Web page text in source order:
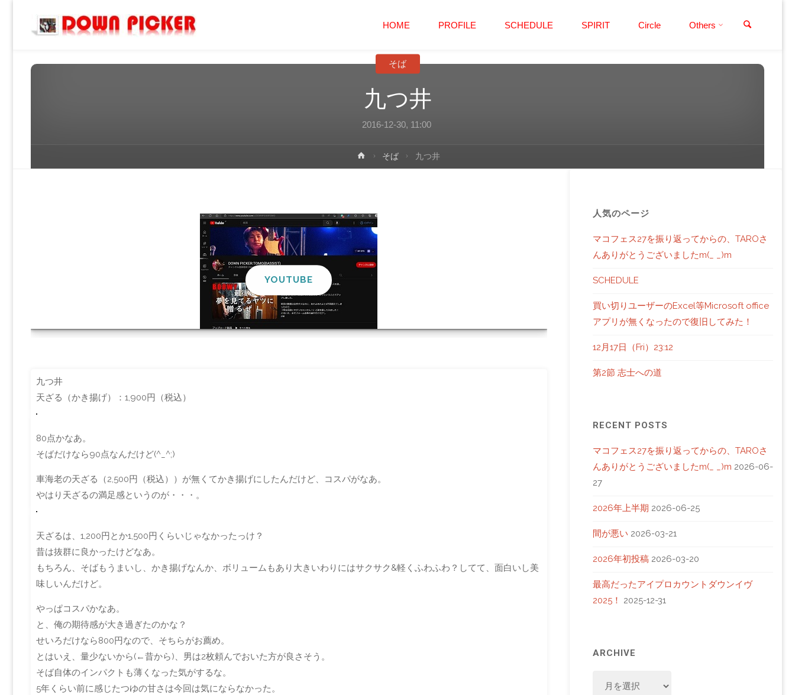
テ
ン
へ
HOME PROFILE SCHEDULE SPIRIT Circle Others
九つ井
2016-12-30, 11:00
そば
ホ
ー
そば 九つ井
YOUTUBE
九つ井
天ざる（かき揚げ）：1,900円（税込）
80点かなあ。
そばだけなら90点なんだけど(^_^;)
車海老の天ざる（2,500円（税込））が無くてかき揚げにしたんだけど、コスパがなあ。
やはり天ざるの満足感というのが・・・。
天ざるは、1,200円とか1,500円くらいじゃなかったっけ？
昔は抜群に良かったけどなあ。
もちろん、そばもうまいし、かき揚げなんか、ボリュームもあり大きいわりにはサクサク&軽くふわふわ？してて、面白いし美
味しいんだけど。
やっぱコスパかなあ。
と、俺の期待感が大き過ぎたのかな？
せいろだけなら800円なので、そちらがお薦め。
とはいえ、量少ないから(←昔から)、男は2枚頼んでおいた方が良さそう。
そば自体のインパクトも薄くなった気がするな。
5年くらい前に感じたつゆの甘さは今回は気にならなかった。
人気のページ
マコフェス27を振り返ってからの、TAROさ
んありがとうございましたm(_ _)m
SCHEDULE
買い切りユーザーのExcel等Microsoft office
アプリが無くなったので復旧してみた！
12月17日（Fri）23:12
第2節 志士への道
RECENT POSTS
マコフェス27を振り返ってからの、TAROさ
んありがとうございましたm(_ _)m 2026-06-
27
2026年上半期 2026-06-25
間が悪い 2026-03-21
2026年初投稿 2026-03-20
最高だったアイプロカウントダウンイヴ
2025！
2025-12-31
ARCHIVE